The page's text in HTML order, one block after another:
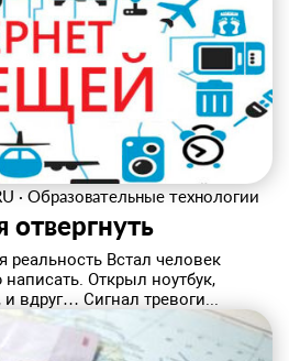
· Образовательные технологии
отвергнуть
реальность Встал человек
Открыл ноутбук,
вдруг… Сигнал тревоги...